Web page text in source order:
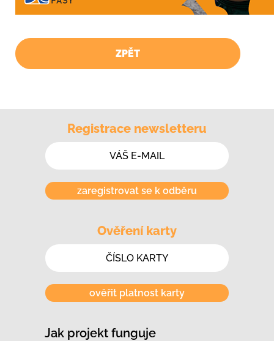
ZPĚT
Jak projekt funguje
Registrace newsletteru
zaregistrovat se k odběru
Ověření karty
ověřit platnost karty